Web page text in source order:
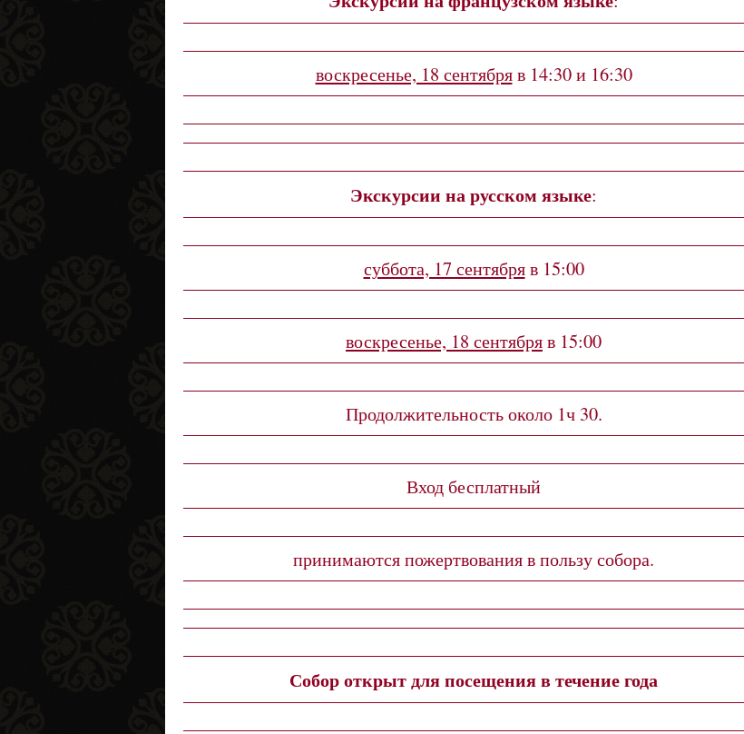
воскресенье, 18 сентябряв 14:30 и 16:30
Экскурсии на русском языке:
суббота, 17 сентябряв 15:00
воскресенье, 18 сентябряв 15:00
Продолжительность около 1ч 30.
Вход бесплатный
принимаются пожертвования в пользу собора.
Собор открыт для посещения в течение года